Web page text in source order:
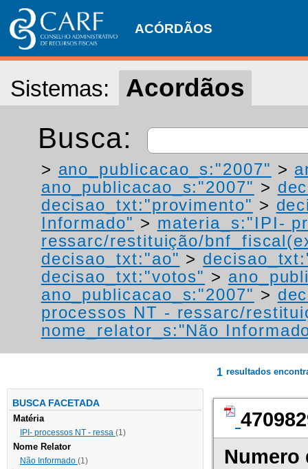
ACÓRDÃOS
Sistemas: Acordãos
Busca:
> ano_publicacao_s:"2007" >
ano_publicacao_s:"2007" >
decisao_txt:"provimento" >
Informado" > materia_s:"IPI-
ressarc/restituição/
decisao_txt:"ao" >
decisao_txt:"votos" >
ano_publicacao_s:"2007" >
processos NT - ressarc/
nome_relator_s:"Não
BUSCA FACETADA
Matéria
IPI- processos NT - ressa (1)
Nome Relator
Não Informado (1)
1 resultados
Numero